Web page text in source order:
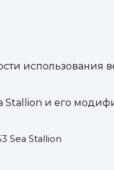
использования
Stallion и его
Sea Stallion